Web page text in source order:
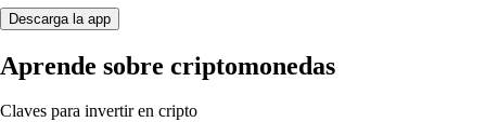
Descarga la app
Aprende sobre criptomonedas
Claves para invertir en cripto